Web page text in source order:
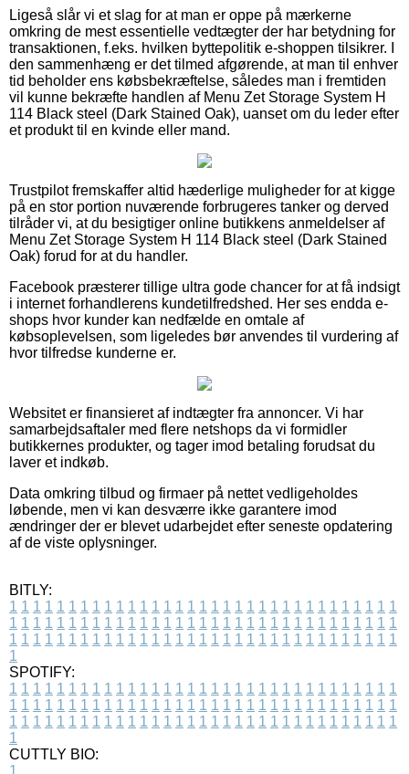
Ligeså slår vi et slag for at man er oppe på mærkerne
omkring de mest essentielle vedtægter der har betydning for
transaktionen, f.eks. hvilken byttepolitik e-shoppen tilsikrer. I
den sammenhæng er det tilmed afgørende, at man til enhver
tid beholder ens købsbekræftelse, således man i fremtiden
vil kunne bekræfte handlen af Menu Zet Storage System H
114 Black steel (Dark Stained Oak), uanset om du leder efter
et produkt til en kvinde eller mand.
Trustpilot fremskaffer altid hæderlige muligheder for at kigge
på en stor portion nuværende forbrugeres tanker og derved
tilråder vi, at du besigtiger online butikkens anmeldelser af
Menu Zet Storage System H 114 Black steel (Dark Stained
Oak) forud for at du handler.
Facebook præsterer tillige ultra gode chancer for at få indsigt
i internet forhandlerens kundetilfredshed. Her ses endda e-
shops hvor kunder kan nedfælde en omtale af
købsoplevelsen, som ligeledes bør anvendes til vurdering af
hvor tilfredse kunderne er.
Websitet er finansieret af indtægter fra annoncer. Vi har
samarbejdsaftaler med flere netshops da vi formidler
butikkernes produkter, og tager imod betaling forudsat du
laver et indkøb.
Data omkring tilbud og firmaer på nettet vedligeholdes
løbende, men vi kan desværre ikke garantere imod
ændringer der er blevet udarbejdet efter seneste opdatering
af de viste oplysninger.
BITLY:
1 1 1 1 1 1 1 1 1 1 1 1 1 1 1 1 1 1 1 1 1 1 1 1 1 1 1 1 1 1 1 1 1
1 1 1 1 1 1 1 1 1 1 1 1 1 1 1 1 1 1 1 1 1 1 1 1 1 1 1 1 1 1 1 1 1
1 1 1 1 1 1 1 1 1 1 1 1 1 1 1 1 1 1 1 1 1 1 1 1 1 1 1 1 1 1 1 1 1
1
SPOTIFY:
1 1 1 1 1 1 1 1 1 1 1 1 1 1 1 1 1 1 1 1 1 1 1 1 1 1 1 1 1 1 1 1 1
1 1 1 1 1 1 1 1 1 1 1 1 1 1 1 1 1 1 1 1 1 1 1 1 1 1 1 1 1 1 1 1 1
1 1 1 1 1 1 1 1 1 1 1 1 1 1 1 1 1 1 1 1 1 1 1 1 1 1 1 1 1 1 1 1 1
1
CUTTLY BIO:
1